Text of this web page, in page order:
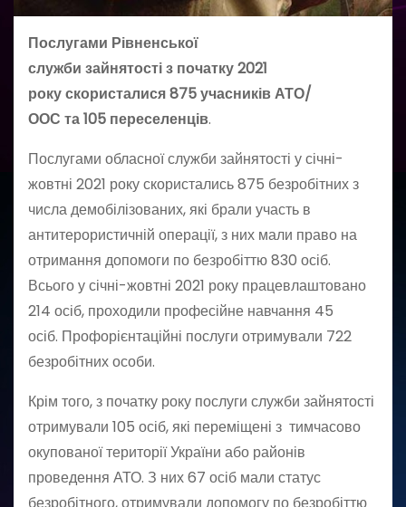
Послугами Рівненської
служби зайнятості з початку 2021
року скористалися 875 учасників АТО/
ООС та 105 переселенців.
Послугами обласної служби зайнятості у січні-
жовтні 2021 року скористались 875 безробітних з
числа демобілізованих, які брали участь в
антитерористичній операції, з них мали право на
отримання допомоги по безробіттю 830 осіб.
Всього у січні-жовтні 2021 року працевлаштовано
214 осіб, проходили професійне навчання 45
осіб. Профорієнтаційні послуги отримували 722
безробітних особи.
Крім того, з початку року послуги служби зайнятості
отримували 105 осіб, які переміщені з тимчасово
окупованої території України або районів
проведення АТО. З них 67 осіб мали статус